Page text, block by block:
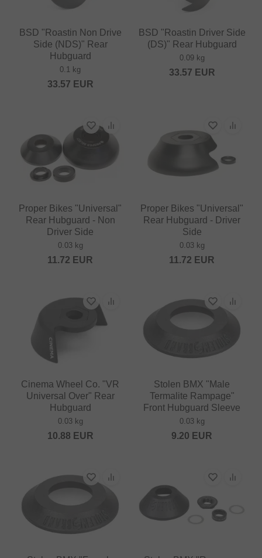
BSD "Roastin Non Drive
Side (NDS)" Rear
Hubguard
0.1 kg
33.57 EUR
BSD "Roastin Driver Side
(DS)" Rear Hubguard
0.09 kg
33.57 EUR
Proper Bikes "Universal"
Rear Hubguard - Non
Driver Side
0.03 kg
11.72 EUR
Proper Bikes "Universal"
Rear Hubguard - Driver
Side
0.03 kg
11.72 EUR
Cinema Wheel Co. "VR
Universal Over" Rear
Hubguard
0.03 kg
10.88 EUR
Stolen BMX "Male
Termalite Rampage"
Front Hubguard Sleeve
0.03 kg
9.20 EUR